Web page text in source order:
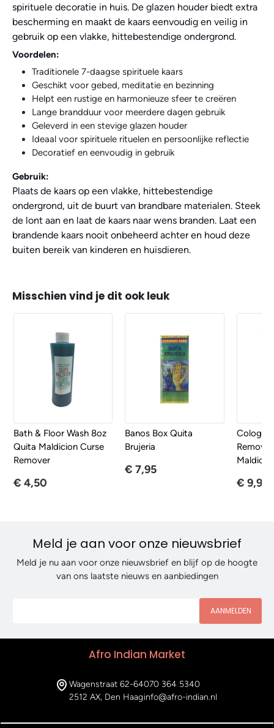
spirituele decoratie in huis. De glazen houder biedt extra
bescherming en maakt de kaars eenvoudig en veilig in
gebruik op een vlakke, hittebestendige ondergrond.
Voordelen:
Traditionele 7-daagse spirituele kaars
Geschikt voor gebed, meditatie en bezinning
Helpt een rustige en harmonieuze sfeer te creëren
Lange brandduur voor meerdere dagen gebruik
Geleverd in een stevige glazen houder
Ideaal voor spirituele rituelen en persoonlijke reflectie
Decoratief en eenvoudig in gebruik
Gebruik:
Plaats de kaars op een vlakke, hittebestendige
ondergrond, uit de buurt van brandbare materialen. Steek
de lont aan en laat de kaars naar wens branden. Laat een
brandende kaars nooit onbeheerd achter en houd deze
buiten bereik van kinderen en huisdieren.
Misschien vind je dit ook leuk
Bath & Floor Wash 8oz
Quita Maldicion Curse
Remover
€ 4,50
Banos Box Quita
Brujeria
€ 7,95
Cologne
€ 9,95
Meld je aan voor onze nieuwsbrief
Meld je nu aan voor onze nieuwsbrief en blijf op de hoogte
van ons laatste nieuws en aanbiedingen
AANMELDEN
Afro Indian Market
Wagenstraat 62-64
2512 AX, Den Haag
070 364 5340
info@afro-indian.nl